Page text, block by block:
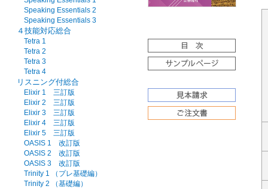
Speaking Essentials 2
Speaking Essentials 3
４技能対応総合
Tetra 1
Tetra 2
Tetra 3
Tetra 4
リスニング付総合
Elixir 1 三訂版
Elixir 2 三訂版
Elixir 3 三訂版
Elixir 4 三訂版
Elixir 5 三訂版
OASIS 1 改訂版
OASIS 2 改訂版
OASIS 3 改訂版
Trinity 1 （プレ基礎編）
Trinity 2 （基礎編）